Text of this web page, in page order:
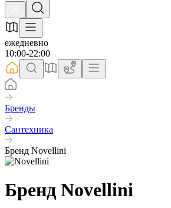
ежедневно
10:00-22:00
Бренды
Сантехника
Бренд Novellini
Бренд Novellini